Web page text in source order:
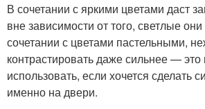
В сочетании с яркими цветами даст
вне зависимости от того, светлые
сочетании с цветами пастельными,
контрастировать даже сильнее —
использовать, если хочется сделать
именно на двери.